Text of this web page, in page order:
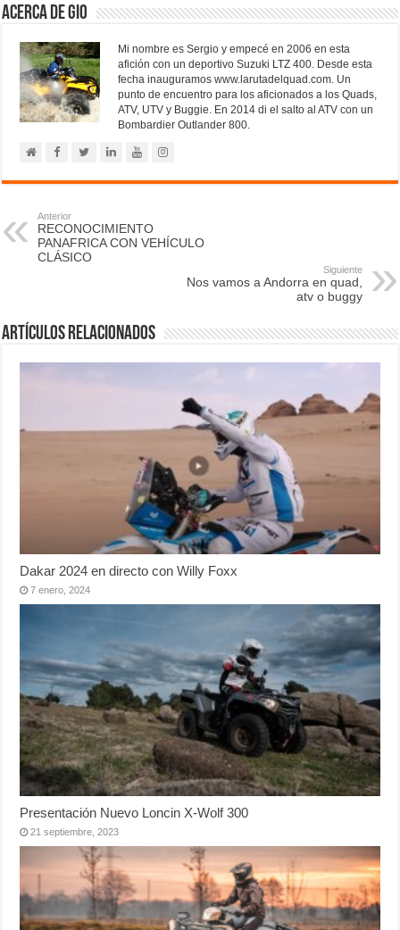
Acerca de Gio
Mi nombre es Sergio y empecé en 2006 en esta
afición con un deportivo Suzuki LTZ 400. Desde esta
fecha inauguramos www.larutadelquad.com. Un
punto de encuentro para los aficionados a los Quads,
ATV, UTV y Buggie. En 2014 di el salto al ATV con un
Bombardier Outlander 800.
Anterior
RECONOCIMIENTO
PANAFRICA CON VEHÍCULO
CLÁSICO
Siguiente
Nos vamos a Andorra en quad,
atv o buggy
Artículos relacionados
Dakar 2024 en directo con Willy Foxx
7 enero, 2024
Presentación Nuevo Loncin X-Wolf 300
21 septiembre, 2023